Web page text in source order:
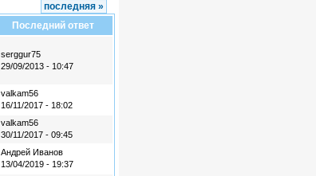
последняя »
Последний ответ
serggur75
29/09/2013 - 10:47
valkam56
16/11/2017 - 18:02
valkam56
30/11/2017 - 09:45
Андрей Иванов
13/04/2019 - 19:37